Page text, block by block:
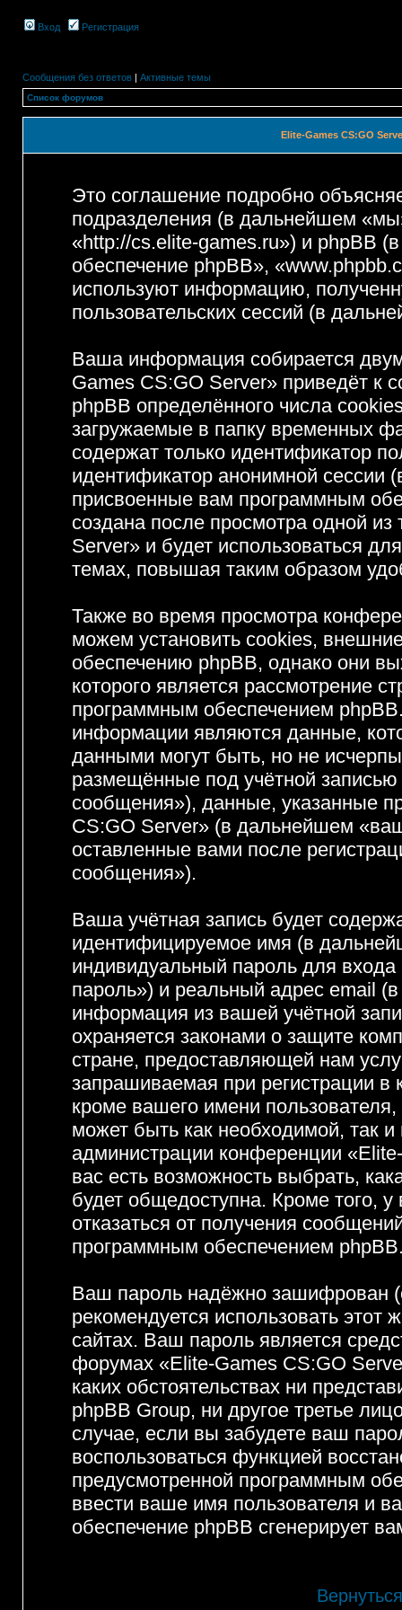
Вход Регистрация
Сообщения без ответов | Активные темы
Список форумов
Elite-Games CS:GO
Это соглашение подробно
подразделения (в дальнейшем
«http://cs.elite-games.ru») и phpBB
обеспечение phpBB»,
используют информацию,
пользовательских сессий (в
Ваша информация собирается
Games CS:GO Server» приведёт к
phpBB определённого числа
загружаемые в папку временных
содержат только идентификатор
идентификатор анонимной сессии
присвоенные вам программным
создана после просмотра одной
Server» и будет использоваться
темах, повышая таким образом
Также во время просмотра
можем установить cookies,
обеспечению phpBB, однако они
которого является рассмотрение
программным обеспечением
информации являются данные,
данными могут быть, но не
размещённые под учётной
сообщения»), данные, указанные
CS:GO Server» (в дальнейшем
оставленные вами после
сообщения»).
Ваша учётная запись будет
идентифицируемое имя (в
индивидуальный пароль для
пароль») и реальный адрес email
информация из вашей учётной
охраняется законами о защите
стране, предоставляющей нам
запрашиваемая при регистрации
кроме вашего имени
может быть как необходимой, так
администрации конференции
вас есть возможность выбрать,
будет общедоступна. Кроме того, у
отказаться от получения
программным обеспечением
Ваш пароль надёжно зашифрован
рекомендуется использовать этот
сайтах. Ваш пароль является
форумах «Elite-Games CS:GO
каких обстоятельствах ни
phpBB Group, ни другое третье
случае, если вы забудете ваш
воспользоваться функцией
предусмотренной программным
ввести ваше имя пользователя и
обеспечение phpBB сгенерирует